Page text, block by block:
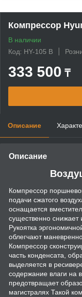
Компрессор
В наличии
Код: HY-105 B
333 500 ₸
Описание
Описание
Компрессор
подачи сжатого
оснащается
существенно снижает
Рукоятка
облегчают
Компрессор
часть конденсата,
выделяется в
содержание влаги на
предотвращает
магистралях Такой